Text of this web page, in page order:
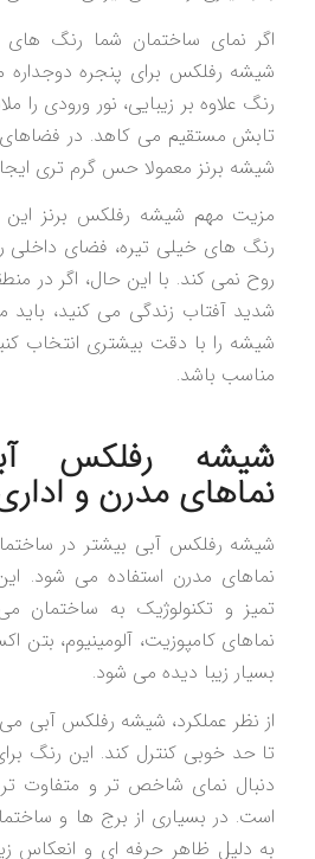
اگر نمای ساختمان شما رنگ های
شیشه رفلکس برای پنجره دوجداره
رنگ علاوه بر زیبایی، نور ورودی را
تابش مستقیم می کاهد. در فضاهای
شیشه برنز معمولا حس گرم تری
مزیت مهم شیشه رفلکس برنز
رنگ های خیلی تیره، فضای داخلی
روح نمی کند. با این حال، اگر در
شدید آفتاب زندگی می کنید،
شیشه را با دقت بیشتری انتخاب
مناسب باشد.
شیشه رفلکس
نماهای مدرن و
شیشه رفلکس آبی بیشتر در
نماهای مدرن استفاده می شود.
تمیز و تکنولوژیک به ساختمان
نماهای کامپوزیت، آلومینیوم،
بسیار زیبا دیده می شود.
از نظر عملکرد، شیشه رفلکس آبی
تا حد خوبی کنترل کند. این رنگ
دنبال نمای شاخص تر و متفاوت
است. در بسیاری از برج ها و
به دلیل ظاهر حرفه ای و انعکاس